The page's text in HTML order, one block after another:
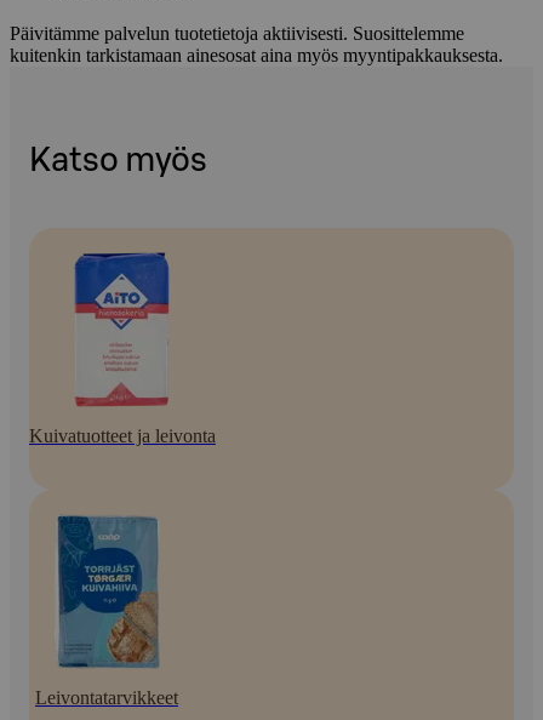
Päivitämme palvelun tuotetietoja aktiivisesti. Suosittelemme
kuitenkin tarkistamaan ainesosat aina myös myyntipakkauksesta.
Katso myös
Kuivatuotteet ja leivonta
Leivontatarvikkeet